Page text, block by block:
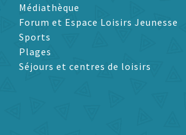
Médiathèque
Forum et Espace Loisirs Jeunesse
Sports
Plages
Séjours et centres de loisirs